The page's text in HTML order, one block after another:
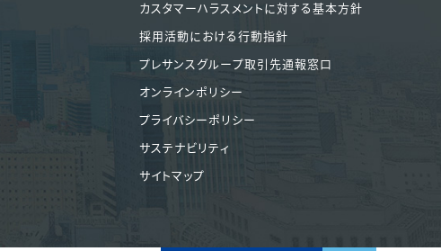
カスタマーハラスメントに対する基本方針
採用活動における行動指針
プレサンスグループ取引先通報窓口
オンラインポリシー
プライバシーポリシー
サステナビリティ
サイトマップ